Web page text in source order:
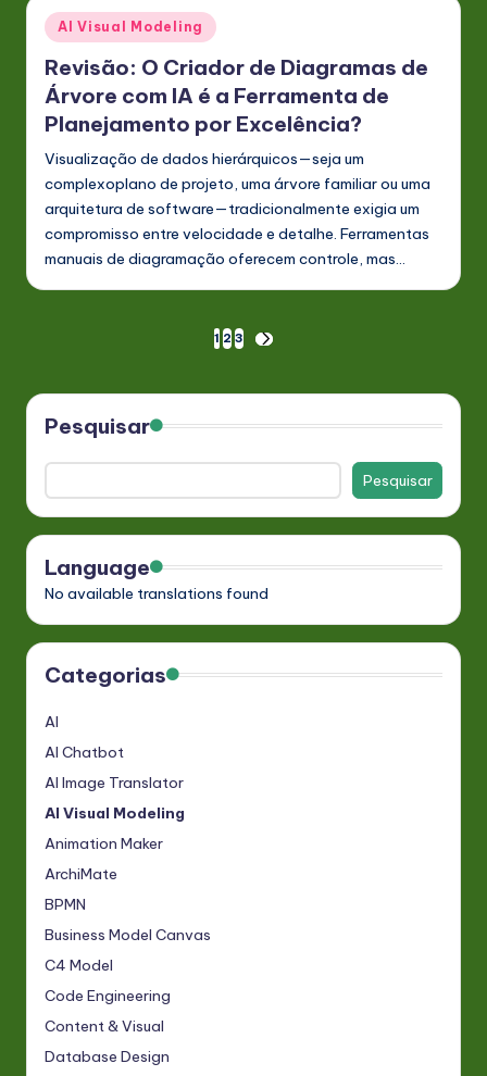
Posted
in
AI Visual Modeling
Revisão: O Criador de Diagramas de
Árvore com IA é a Ferramenta de
Planejamento por Excelência?
Visualização de dados hierárquicos—seja um
complexoplano de projeto, uma árvore familiar ou uma
arquitetura de software—tradicionalmente exigia um
compromisso entre velocidade e detalhe. Ferramentas
manuais de diagramação oferecem controle, mas…
dos
conteúdos
1 2 3
NEXT
Pesquisar
Pesquisar
Language
No available translations found
Categorias
AI
AI Chatbot
AI Image Translator
AI Visual Modeling
Animation Maker
ArchiMate
BPMN
Business Model Canvas
C4 Model
Code Engineering
Content & Visual
Database Design